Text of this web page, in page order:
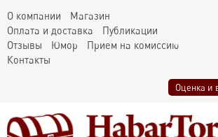
О компании
Магазин
Оплата и доставка
Публикации
Отзывы
Юмор
Прием на комиссию
Контакты
Оценка и